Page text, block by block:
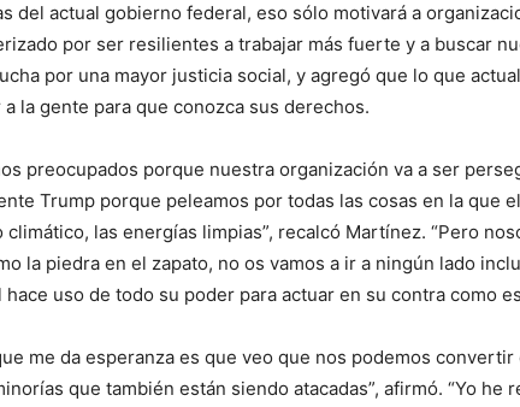
del actual gobierno federal, eso sólo motivará a
por ser resilientes a trabajar más fuerte y a buscar
por una mayor justicia social, y agregó que lo que
a la gente para que conozca sus derechos.
preocupados porque nuestra organización va a ser
Trump porque peleamos por todas las cosas en la que
climático, las energías limpias”, recalcó Martínez. “Pero
la piedra en el zapato, no os vamos a ir a ningún lado
hace uso de todo su poder para actuar en su contra como
me da esperanza es que veo que nos podemos
que también están siendo atacadas”, afirmó. “Yo he